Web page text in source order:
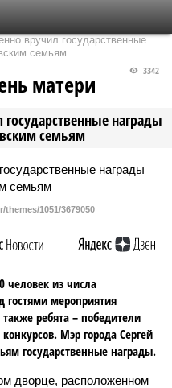
вручил государственные
семьям
награды
семьям
3342
матери
1051/3679050
человек из числа
мероприятия
ребята – победители
Мэр города Сергей
государственные награды.
дворце, расположенном